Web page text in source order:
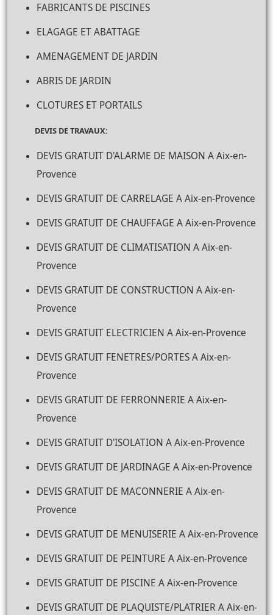
FABRICANTS DE PISCINES
ELAGAGE ET ABATTAGE
AMENAGEMENT DE JARDIN
ABRIS DE JARDIN
CLOTURES ET PORTAILS
DEVIS DE TRAVAUX:
DEVIS GRATUIT D'ALARME DE MAISON A Aix-en-
Provence
DEVIS GRATUIT DE CARRELAGE A Aix-en-Provence
DEVIS GRATUIT DE CHAUFFAGE A Aix-en-Provence
DEVIS GRATUIT DE CLIMATISATION A Aix-en-
Provence
DEVIS GRATUIT DE CONSTRUCTION A Aix-en-
Provence
DEVIS GRATUIT ELECTRICIEN A Aix-en-Provence
DEVIS GRATUIT FENETRES/PORTES A Aix-en-
Provence
DEVIS GRATUIT DE FERRONNERIE A Aix-en-
Provence
DEVIS GRATUIT D'ISOLATION A Aix-en-Provence
DEVIS GRATUIT DE JARDINAGE A Aix-en-Provence
DEVIS GRATUIT DE MACONNERIE A Aix-en-
Provence
DEVIS GRATUIT DE MENUISERIE A Aix-en-Provence
DEVIS GRATUIT DE PEINTURE A Aix-en-Provence
DEVIS GRATUIT DE PISCINE A Aix-en-Provence
DEVIS GRATUIT DE PLAQUISTE/PLATRIER A Aix-en-